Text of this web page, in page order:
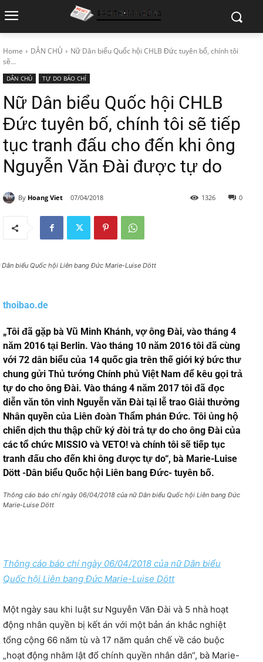
Home DÂN CHỦ
Nữ Dân biểu Quốc hội CHLB Đức tuyên bố, chính tôi
sẽ...
DÂN CHỦ TỰ DO BÁO CHÍ
Nữ Dân biểu Quốc hội CHLB
Đức tuyên bố, chính tôi sẽ tiếp
tục tranh đấu cho đến khi ông
Nguyễn Văn Đài được tự do
By Hoang Viet 07/04/2018 0
1326
Dân biểu Quốc hội Liên bang Đức Marie-Luise Dött
thoibao.de
„Tôi đã gặp bà Vũ Minh Khánh, vợ ông Đài, vào tháng 4
năm 2016 tại Berlin. Vào tháng 10 năm 2016 tôi đã cùng
với 72 dân biểu của 14 quốc gia trên thế giới ký bức thư
chung gửi Thủ tướng Chính phủ Việt Nam để kêu gọi trả
tự do cho ông Đài. Vào tháng 4 năm 2017 tôi đã đọc
diễn văn tôn vinh Nguyễn văn Đài tại lễ trao Giải thưởng
Nhân quyền của Liên đoàn Thẩm phán Đức. Tôi ủng hộ
chiến dịch thu thập chữ ký đòi trả tự do cho ông Đài của
các tổ chức MISSIO và VETO! và chính tôi sẽ tiếp tục
tranh đấu cho đến khi ông được tự do“, bà Marie-Luise
Dött -Dân biểu Quốc hội Liên bang Đức- tuyên bố.
Thông cáo báo chí ngày 06/04/2018 của nữ Dân biểu Quốc hội Liên bang Đức
Marie-Luise Dött
Thông cáo báo chí ngày 06/04/2018 của nữ Dân biểu
Quốc hội Liên bang Đức Marie-Luise Dött
Một ngày sau khi luật sư Nguyễn Văn Đài và 5 nhà hoạt
động nhân quyền bị kết án với một bản án khắc nghiệt
tổng cộng 66 năm tù và 17 năm quản chế về cáo buộc
„hoạt động nhằm lật đổ chính quyền nhân dân“, bà Marie-